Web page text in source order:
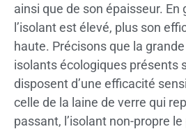
ainsi que de son épaisseur. En
l’isolant est élevé, plus son
haute. Précisons que la
isolants écologiques présents
disposent d’une efficacité
celle de la laine de verre qui
passant, l’isolant non-propre